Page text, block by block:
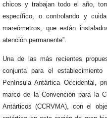
chicos y trabajan todo el año,
específico, o controlando y
mareómetros, que están
atención permanente”.
Una de las más recientes
conjunta para el
Península Antártica Occidental,
marco de la Convención para la
Antárticos (CCRVMA), con el